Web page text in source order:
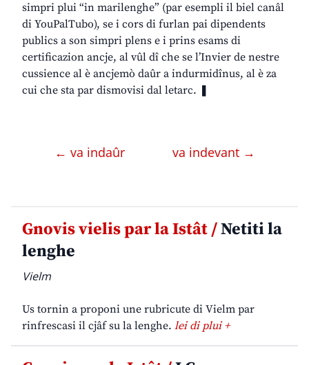
simpri plui “in marilenghe” (par esempli il biel canâl
di YouPalTubo), se i cors di furlan pai dipendents
publics a son simpri plens e i prins esams di
certificazion ancje, al vûl dî che se l’Invier de nestre
cussience al è ancjemò daûr a indurmidînus, al è za
cui che sta par dismovisi dal letarc. ❚
← va indaûr va indevant →
Gnovis vielis par la Istât /Netiti la
lenghe
Vielm
Us tornin a proponi une rubricute di Vielm par
rinfrescasi il cjâf su la lenghe. lei di plui +